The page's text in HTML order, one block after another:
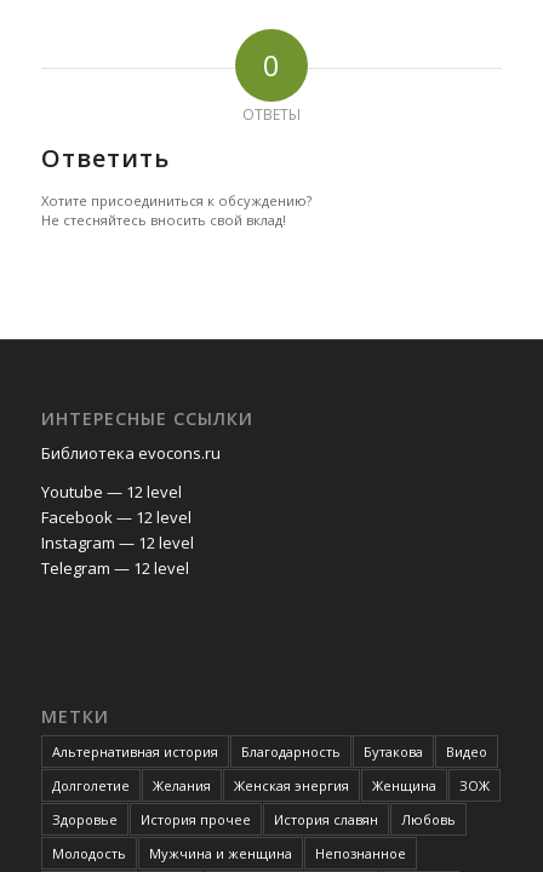
0
ОТВЕТЫ
Ответить
Хотите присоединиться к обсуждению?
Не стесняйтесь вносить свой вклад!
ИНТЕРЕСНЫЕ ССЫЛКИ
Библиотека evocons.ru
Youtube — 12 level
Facebook — 12 level
Instagram — 12 level
Telegram — 12 level
МЕТКИ
Альтернативная история Благодарность Бутакова
Видео
Долголетие
Желания Женская энергия Женщина
ЗОЖ
Здоровье
История прочее История славян
Любовь
Молодость
Мужчина и женщина Непознанное